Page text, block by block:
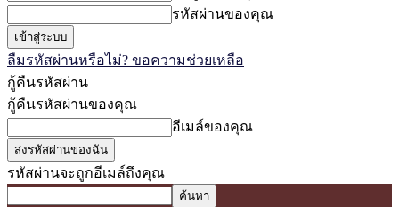
รหัสผ่านของคุณ
ลืมรหัสผ่านหรือไม่? ขอความช่วยเหลือ
กู้คืนรหัสผ่าน
กู้คืนรหัสผ่านของคุณ
อีเมล์ของคุณ
รหัสผ่านจะถูกอีเมล์ถึงคุณ